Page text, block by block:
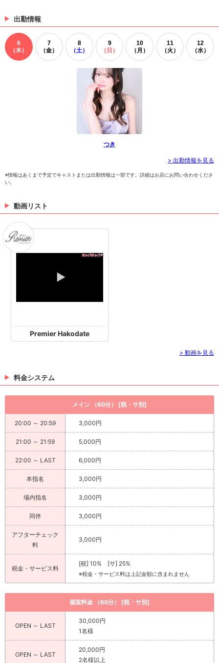
akodateのTikTokのフォローといいね！もお願いしま
す❤人狼だ～れだ？ 👇お店情報👇 函館キャバクラ
（ニュークラブ） Club Premier Hakodate -ク
ラブプレミア函館- 🏰函館市本町1-33スターパ
レス3F ⌚20:00~LAST 📞0138-85-8192
人狼だ～れだ？ 👇お店情報👇 函館キャバクラ（ニュ
ークラブ） Club Premier Hakodate -クラブプレミア函
館- 🏰函館市本町1-33スターパレス3F ⌚20:00~LAS
T 📞0138-85-8192 TikTokで記事を開くPremier Hako
dateのTikTokのフォローといいね！もお願いします❤
出勤情報
6
（木）
7
（金）
8
（土）
9
（日）
10
（月）
11
（火）
12
（水）
つき
> 出勤情報を見る
※情報はあくまで予定でキャストまたは出勤情報は一部です。詳細はお店にお問い合わせくださ
い。
動画リスト
Premier Hakodate
> 動画を見る
料金システム
メイン （60分） [税・サ別]
20:00 ～ 20:59 3,000円
21:00 ～ 21:59 5,000円
22:00 ～ LAST 6,000円
本指名 3,000円
場内指名 3,000円
同伴 3,000円
アフターチェック
料
3,000円
税金・サービス料
[税] 10% [サ] 25%
※税金・サービス料は上記金額に含まれません
個室料金 （60分） [税・サ別]
OPEN ～ LAST
30,000円
1名様
OPEN ～ LAST
20,000円
2名様以上